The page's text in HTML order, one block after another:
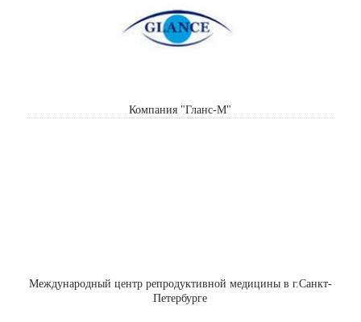
Компания "Гланс-М"
Международный центр репродуктивной медицины в г.Санкт-
Петербурге